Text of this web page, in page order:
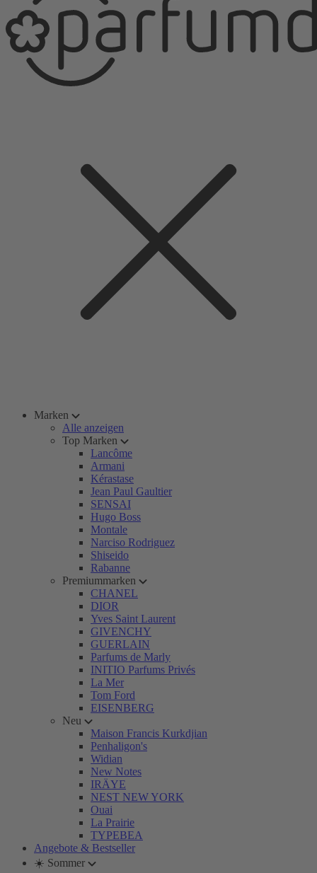
Marken
Alle anzeigen
Top Marken
Lancôme
Armani
Kérastase
Jean Paul Gaultier
SENSAI
Hugo Boss
Montale
Narciso Rodriguez
Shiseido
Rabanne
Premiummarken
CHANEL
DIOR
Yves Saint Laurent
GIVENCHY
GUERLAIN
Parfums de Marly
INITIO Parfums Privés
La Mer
Tom Ford
EISENBERG
Neu
Maison Francis Kurkdjian
Penhaligon's
Widian
New Notes
IRÄYE
NEST NEW YORK
Ouai
La Prairie
TYPEBEA
Angebote & Bestseller
☀️ Sommer